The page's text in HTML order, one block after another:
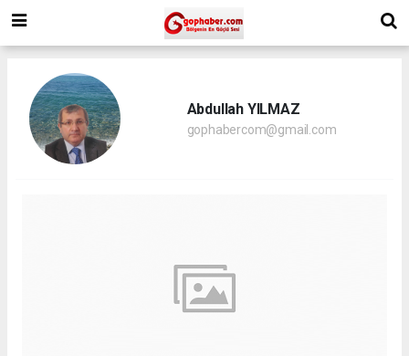
Abdullah YILMAZ
gophabercom@gmail.com